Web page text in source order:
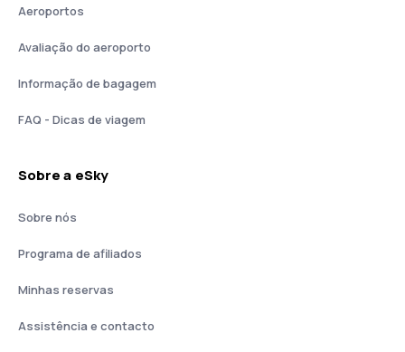
Aeroportos
Avaliação do aeroporto
Informação de bagagem
FAQ - Dicas de viagem
Sobre a eSky
Sobre nós
Programa de afiliados
Minhas reservas
Assistência e contacto